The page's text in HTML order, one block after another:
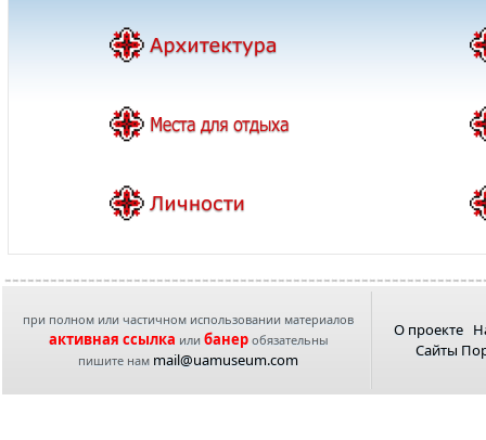
при полном или частичном использовании материалов
активная ссылка или банеробязательны
пишите нам mail@uamuseum.com
О проекте
Сайты